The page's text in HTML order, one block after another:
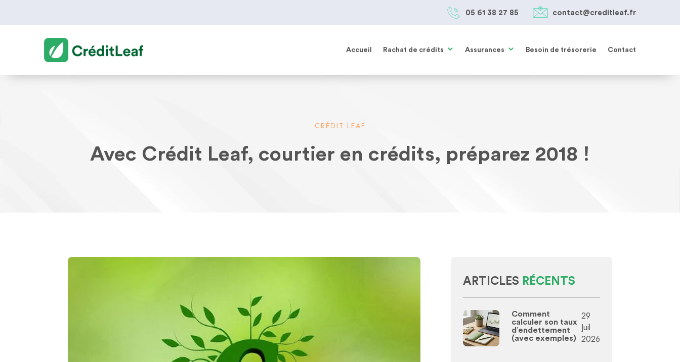
05 61 38 27 85 contact@creditleaf.fr
Accueil Rachat de crédits Assurances Besoin de trésorerie Contact
CRÉDIT LEAF
Avec Crédit Leaf, courtier en crédits, préparez 2018 !
ARTICLES RÉCENTS
Comment
calculer son taux
d’endettement
(avec exemples)
29
Juil
2026